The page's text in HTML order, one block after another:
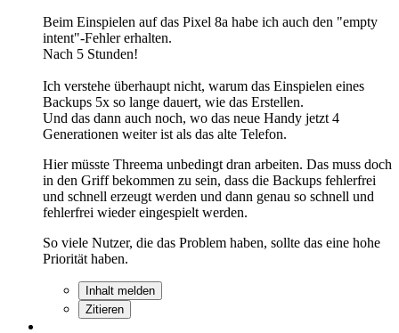
Beim Einspielen auf das Pixel 8a habe ich auch den "empty
intent"-Fehler erhalten.
Nach 5 Stunden!
Ich verstehe überhaupt nicht, warum das Einspielen eines
Backups 5x so lange dauert, wie das Erstellen.
Und das dann auch noch, wo das neue Handy jetzt 4
Generationen weiter ist als das alte Telefon.
Hier müsste Threema unbedingt dran arbeiten. Das muss doch
in den Griff bekommen zu sein, dass die Backups fehlerfrei
und schnell erzeugt werden und dann genau so schnell und
fehlerfrei wieder eingespielt werden.
So viele Nutzer, die das Problem haben, sollte das eine hohe
Priorität haben.
Inhalt melden
Zitieren